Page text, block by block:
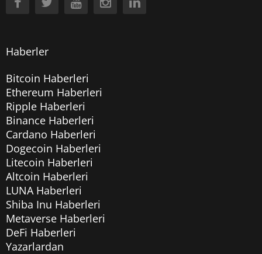
Haberler
Bitcoin Haberleri
Ethereum Haberleri
Ripple Haberleri
Binance Haberleri
Cardano Haberleri
Dogecoin Haberleri
Litecoin Haberleri
Altcoin Haberleri
LUNA Haberleri
Shiba Inu Haberleri
Metaverse Haberleri
DeFi Haberleri
Yazarlardan